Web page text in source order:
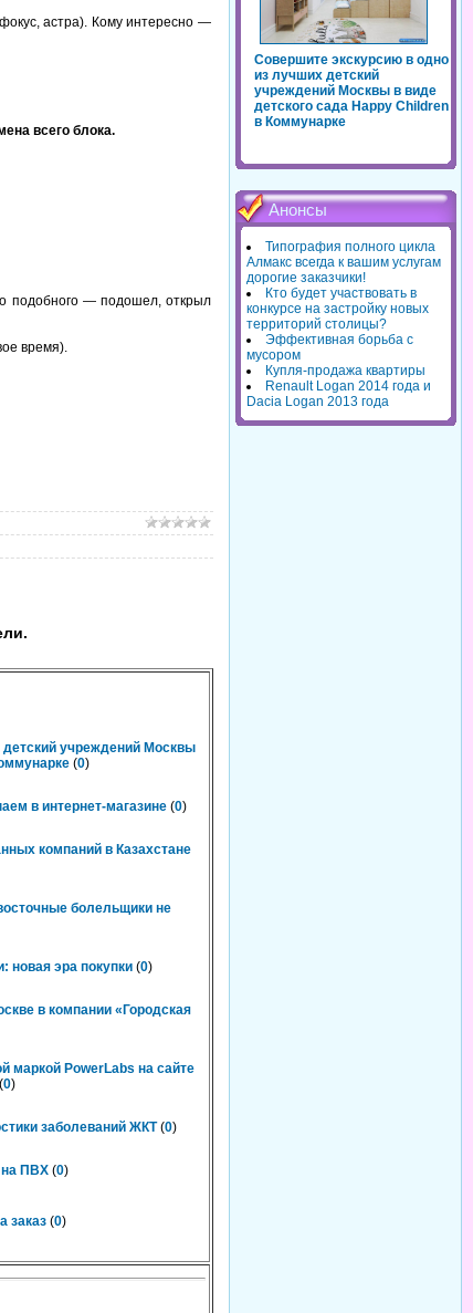
астра). Кому интересно —
всего блока.
подобного — подошел, открыл
время).
учреждений Москвы
(0)
в интернет-магазине (0)
компаний в Казахстане
болельщики не
новая эра покупки (0)
в компании «Городская
маркой PowerLabs на сайте
(0)
заболеваний ЖКТ (0)
на ПВХ (0)
заказ (0)
Совершите экскурсию в одно
из лучших детский
учреждений Москвы в виде
детского сада Happy Children
в Коммунарке
Анонсы
Типография полного цикла
Алмакс всегда к вашим услугам
дорогие заказчики!
Кто будет участвовать в
конкурсе на застройку новых
территорий столицы?
Эффективная борьба с
мусором
Купля-продажа квартиры
Renault Logan 2014 года и
Dacia Logan 2013 года